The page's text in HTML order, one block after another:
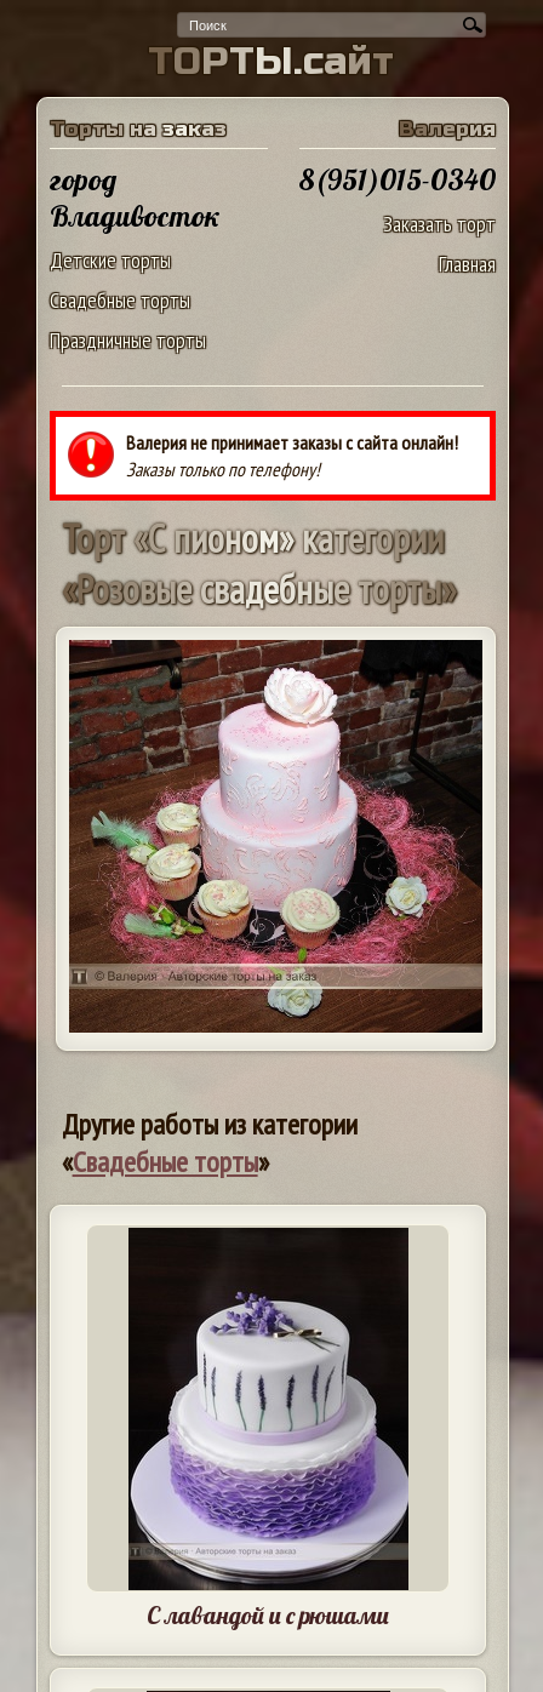
ТОРТЫ.сайт
Торты на заказ
город
Владивосток
Детские торты
Свадебные торты
Праздничные торты
Валерия
8(951)015-0340
Заказать торт
Главная
Валерия не принимает заказы с сайта онлайн!
Заказы только по телефону!
Торт«Спионом»категории
«Розовыесвадебныеторты»
Другие работы из категории
«Свадебные торты»
С лавандой и с рюшами